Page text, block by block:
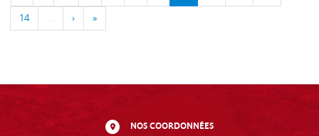
14 … › »
NOS COORDONNÉES